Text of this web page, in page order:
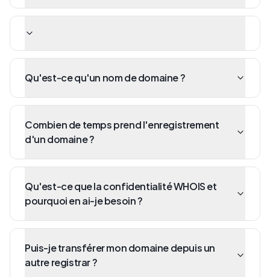
Qu'est-ce qu'un nom de domaine ?
Combien de temps prend l'enregistrement
d'un domaine ?
Qu'est-ce que la confidentialité WHOIS et
pourquoi en ai-je besoin ?
Puis-je transférer mon domaine depuis un
autre registrar ?